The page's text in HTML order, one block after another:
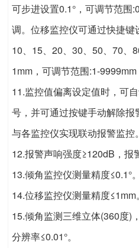
可步进设置0.1°，可调节范围
调。位移监控仪可通过快捷键
10、15、20、30、50、70、
1mm，可调节范围:1-
11.监控值偏离设定值时，可
号，并可通过按键手动解除
与各监控仪实现联动报警监控。
12.报警声响强度≥120dB，报
13.倾角监控仪测量精度≤0.1°。
14.位移监控仪测量精度≤1mm。
15.倾角监测三维立体(360度)
分辨率≤0.01°。